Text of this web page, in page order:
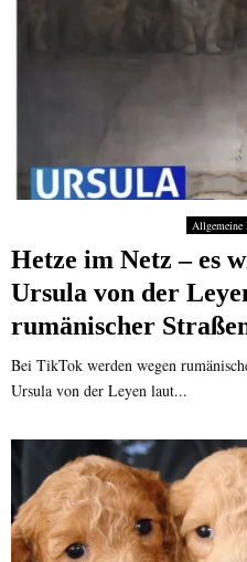
Allgemeine
Hetze im Netz – es
Ursula von der
rumänischer
Bei TikTok werden wegen
Ursula von der Leyen laut...